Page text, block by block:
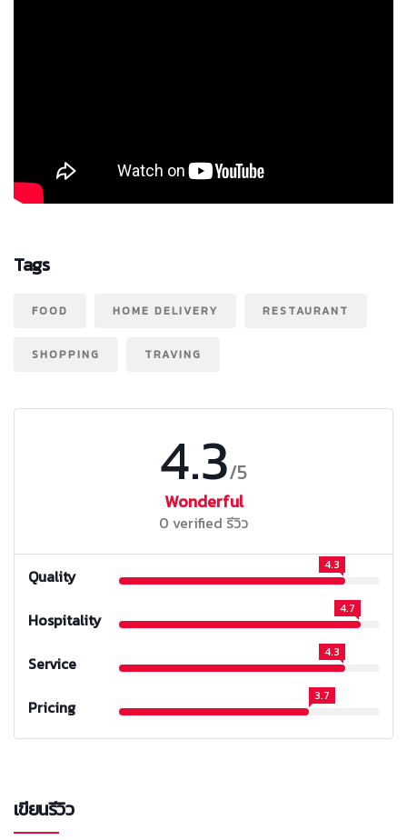
Tags
FOOD HOME DELIVERY RESTAURANT
SHOPPING TRAVING
4.3/5
Wonderful
0 verified รีวิว
Quality
4.3
Hospitality
4.7
Service
4.3
Pricing
3.7
เขียนรีวิว